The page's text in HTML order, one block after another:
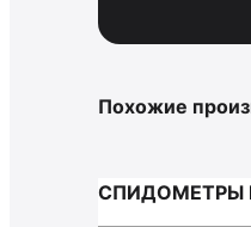
Похожие
СПИДОМЕТРЫ И